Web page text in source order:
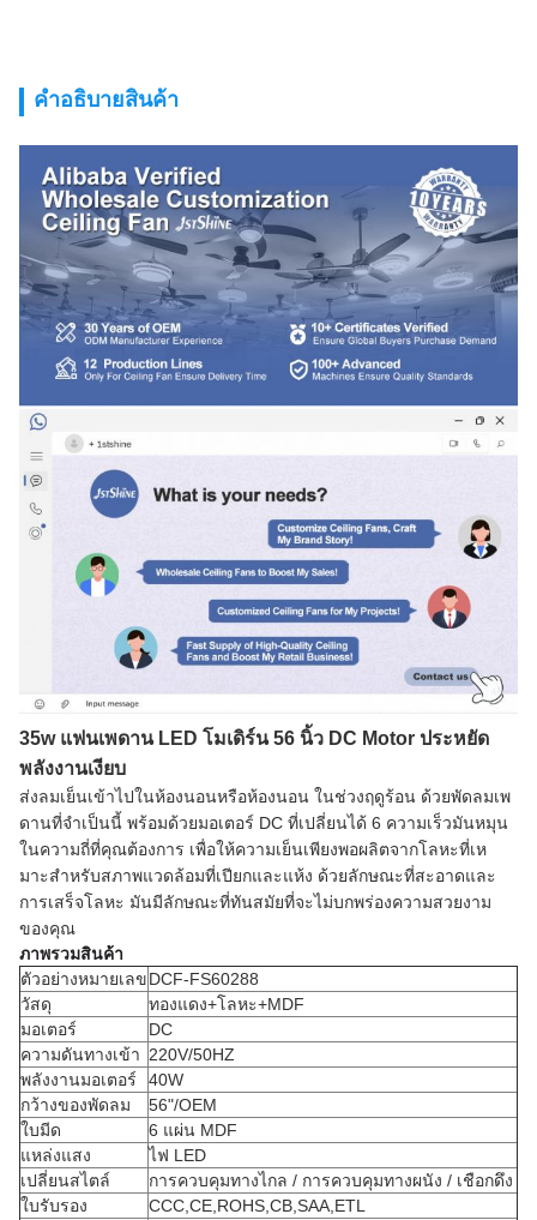
คําอธิบายสินค้า
35w แฟนเพดาน LED โมเดิร์น 56 นิ้ว DC Motor ประหยัด
พลังงานเงียบ
ส่งลมเย็นเข้าไปในห้องนอนหรือห้องนอน ในช่วงฤดูร้อน ด้วยพัดลมเพ
ดานที่จําเป็นนี้ พร้อมด้วยมอเตอร์ DC ที่เปลี่ยนได้ 6 ความเร็วมันหมุน
ในความถี่ที่คุณต้องการ เพื่อให้ความเย็นเพียงพอผลิตจากโลหะที่เห
มาะสําหรับสภาพแวดล้อมที่เปียกและแห้ง ด้วยลักษณะที่สะอาดและ
การเสร็จโลหะ มันมีลักษณะที่ทันสมัยที่จะไม่บกพร่องความสวยงาม
ของคุณ
ภาพรวมสินค้า
ตัวอย่างหมายเลขDCF-FS60288
วัสดุ
ทองแดง+โลหะ+MDF
มอเตอร์
DC
ความดันทางเข้า 220V/50HZ
พลังงานมอเตอร์
40W
กว้างของพัดลม
56"/OEM
ใบมีด
6 แผ่น MDF
แหล่งแสง
ไฟ LED
เปลี่ยนสไตล์
การควบคุมทางไกล / การควบคุมทางผนัง / เชือกดึง
ใบรับรอง
CCC,CE,ROHS,CB,SAA,ETL